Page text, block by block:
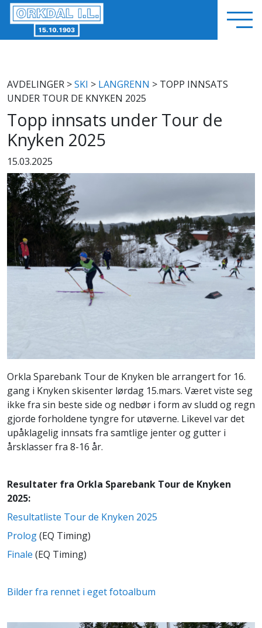
AVDELINGER >SKI > LANGRENN > TOPP INNSATS
UNDER TOUR DE KNYKEN 2025
Topp innsats under Tour de
Knyken 2025
15.03.2025
Orkla Sparebank Tour de Knyken ble arrangert for 16.
gang i Knyken skisenter lørdag 15.mars. Været viste seg
ikke fra sin beste side og nedbør i form av sludd og regn
gjorde forholdene tyngre for utøverne. Likevel var det
upåklagelig innsats fra samtlige jenter og gutter i
årsklasser fra 8-16 år.
Resultater fra Orkla Sparebank Tour de Knyken
2025:
Resultatliste Tour de Knyken 2025
Prolog(EQ Timing)
Finale (EQ Timing)
Bilder fra rennet i eget fotoalbum